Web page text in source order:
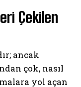
Çekilen
ancak
çok, nasıl
yol açan